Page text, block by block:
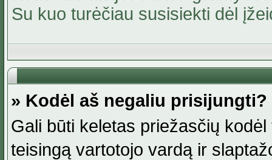
Su kuo turėčiau susisiekti dėl
» Kodėl aš negaliu prisijungti?
Gali būti keletas priežasčių
teisingą vartotojo vardą ir